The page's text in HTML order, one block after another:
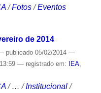
/Fotos /Eventos
de 2014
publicado05/02/2014 —
— registrado em: IEA,
/…/Institucional /